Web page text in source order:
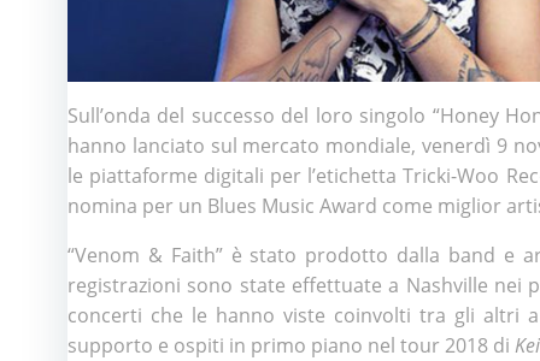
Sull’onda del successo del loro singolo “Honey
hanno lanciato sul mercato mondiale, venerdì 9
le piattaforme digitali per l’etichetta Tricki-Woo
nomina per un Blues Music Award come miglior
“Venom & Faith” è stato prodotto dalla band e
registrazioni sono state effettuate a Nashville nei
concerti che le hanno viste coinvolti tra gli altri
supporto e ospiti in primo piano nel tour 2018 di